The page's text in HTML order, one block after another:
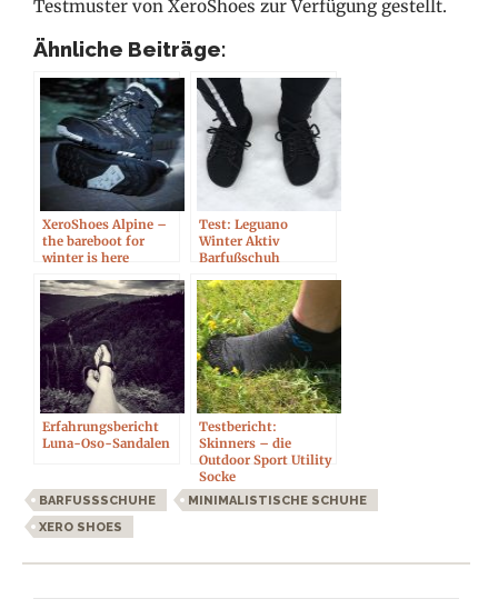
Testmuster von XeroShoes zur Verfügung gestellt.
Ähnliche Beiträge:
XeroShoes Alpine –
the bareboot for
winter is here
Test: Leguano
Winter Aktiv
Barfußschuh
Erfahrungsbericht
Luna-Oso-Sandalen
Testbericht:
Skinners – die
Outdoor Sport Utility
Socke
BARFUSSSCHUHE
MINIMALISTISCHE SCHUHE
XERO SHOES